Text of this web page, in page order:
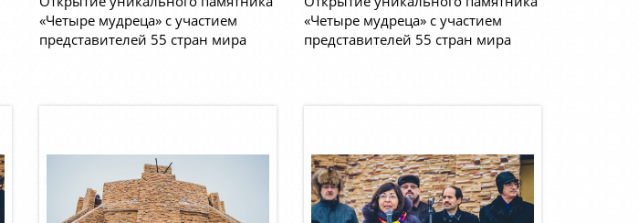
«Четыре мудреца» с участием
представителей 55 стран мира
«Четыре мудреца» с участием
представителей 55 стран мира